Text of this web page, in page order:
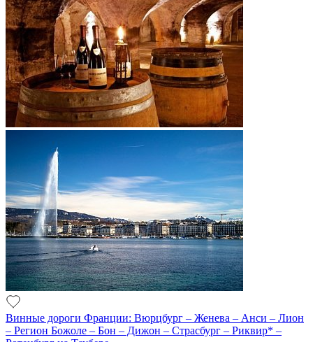
Винные дороги Франции: Вюрцбург – Женева – Анси – Лион
– Регион Божоле – Бон – Дижон – Страсбург – Риквир* –